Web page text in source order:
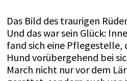
Das Bild des traurigen
Und das war sein Glück:
fand sich eine Pflegestelle,
Hund vorübergehend bei
March nicht nur vor dem